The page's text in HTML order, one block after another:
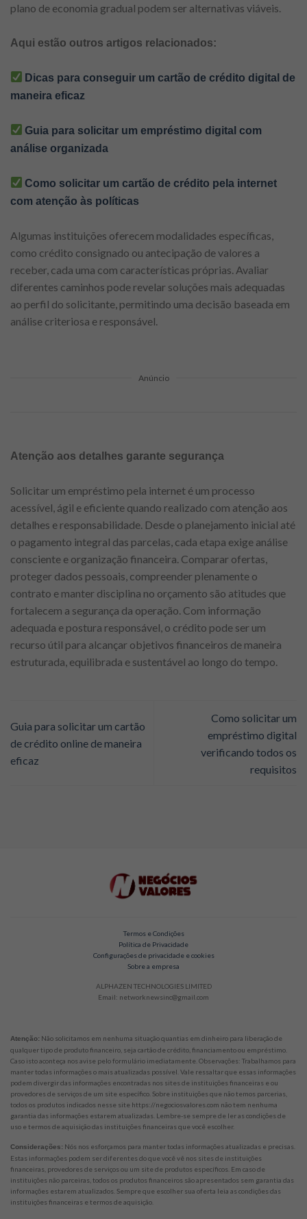
plano de economia gradual podem ser alternativas viáveis.
Aqui estão outros artigos relacionados:
Dicas para conseguir um cartão de crédito digital de
maneira eficaz
Guia para solicitar um empréstimo digital com
análise organizada
Como solicitar um cartão de crédito pela internet
com atenção às políticas
Algumas instituições oferecem modalidades específicas,
como crédito consignado ou antecipação de valores a
receber, cada uma com características próprias. Avaliar
diferentes caminhos pode revelar soluções mais adequadas
ao perfil do solicitante, permitindo uma decisão baseada em
análise criteriosa e responsável.
Anúncio
Atenção aos detalhes garante segurança
Solicitar um empréstimo pela internet é um processo
acessível, ágil e eficiente quando realizado com atenção aos
detalhes e responsabilidade. Desde o planejamento inicial até
o pagamento integral das parcelas, cada etapa exige análise
consciente e organização financeira. Comparar ofertas,
proteger dados pessoais, compreender plenamente o
contrato e manter disciplina no orçamento são atitudes que
fortalecem a segurança da operação. Com informação
adequada e postura responsável, o crédito pode ser um
recurso útil para alcançar objetivos financeiros de maneira
estruturada, equilibrada e sustentável ao longo do tempo.
Guia para solicitar um cartão
de crédito online de maneira
eficaz
Como solicitar um
empréstimo digital
verificando todos os
requisitos
Termos e Condições
Política de Privacidade
Configurações de privacidade e cookies
Sobre a empresa
ALPHAZEN TECHNOLOGIES LIMITED
Email: networknewsinc@gmail.com
Atenção: Não solicitamos em nenhuma situação quantias em dinheiro para liberação de
qualquer tipo de produto financeiro, seja cartão de crédito, financiamento ou empréstimo.
Caso isto aconteça nos avise pelo formulário imediatamente. Observações: Trabalhamos para
manter todas informações o mais atualizadas possível. Vale ressaltar que essas informações
podem divergir das informações encontradas nos sites de instituições financeiras e ou
provedores de serviços de um site específico. Sobre instituições que não temos parcerias,
todos os produtos indicados nesse site https://negociosvalores.com não tem nenhuma
garantia das informações estarem atualizadas. Lembre-se sempre de ler as condições de
uso e termos de aquisição das instituições financeiras que você escolher.
Considerações: Nós nos esforçamos para manter todas informações atualizadas e precisas.
Estas informações podem ser diferentes do que você vê nos sites de instituições
financeiras, provedores de serviços ou um site de produtos específicos. Em caso de
instituições não parceiras, todos os produtos financeiros são apresentados sem garantia das
informações estarem atualizados. Sempre que escolher sua oferta leia as condições das
instituições financeiras e termos de aquisição.